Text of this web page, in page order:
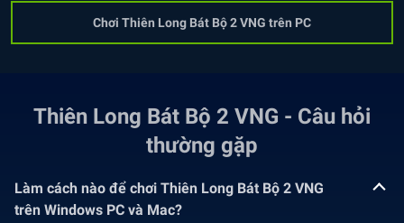
Chơi Thiên Long Bát Bộ 2 VNG trên PC
Thiên Long Bát Bộ 2 VNG - Câu hỏi
thường gặp
Làm cách nào để chơi Thiên Long Bát Bộ 2 VNG
trên Windows PC và Mac?